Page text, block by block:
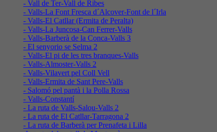
- Vall de Ter-Vall de Ribes
- Valls-La Font Fresca d´Alcover-Font de l´Irla
- Valls-El Catllar (Ermita de Peralta)
- Valls-La Juncosa-Can Ferrer-Valls
- Valls-Barberà de la Conca-Valls 3
- El senyorio se Selma 2
- Valls-El pi de les tres branques-Valls
- Valls-Almoster-Valls 2
- Valls-Vilavert pel Coll Vell
- Valls-Ermita de Sant Pere-Valls
- Salomó pel pantà i la Polla Rossa
- Valls-Constantí
- La ruta de Valls-Salou-Valls 2
- La ruta de El Catllar-Tarragona 2
- La ruta de Barberà per Prenafeta i Lilla